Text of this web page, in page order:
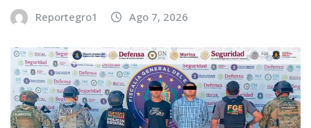
Reportegro1 Ago 7, 2026